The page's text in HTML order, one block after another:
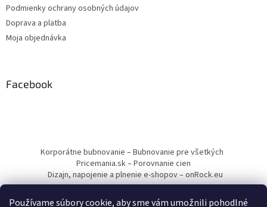
Používame súbory cookie, aby sme vám umožnili pohodlné
Podmienky ochrany osobných údajov
Doprava a platba
Moja objednávka
Facebook
Korporátne bubnovanie – Bubnovanie pre všetkých
Pricemania.sk – Porovnanie cien
Dizajn, napojenie a plnenie e-shopov – onRock.eu